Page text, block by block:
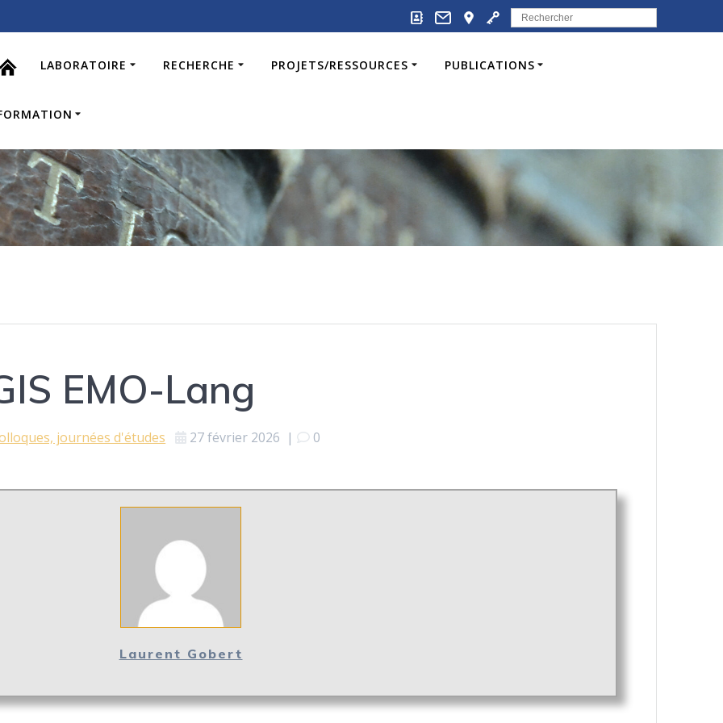
Search
for:
LABORATOIRE RECHERCHE PROJETS/RESSOURCES PUBLICATIONS
EMO-Lang
journées d'études 27 février 2026 | 0
Laurent Gobert